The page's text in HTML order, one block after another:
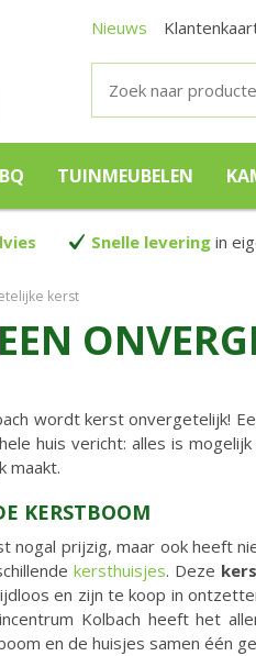
kerst
Nieuws
TUINMEUBELEN
Snelle leveringin
wordt kerst onvergetelijk!
huis vericht: alles is
maakt.
KERSTBOOM
nogal prijzig, maar ook heeft
kersthuisjes. Deze
en zijn te koop in
Kolbach heeft het
en de huisjes samen één